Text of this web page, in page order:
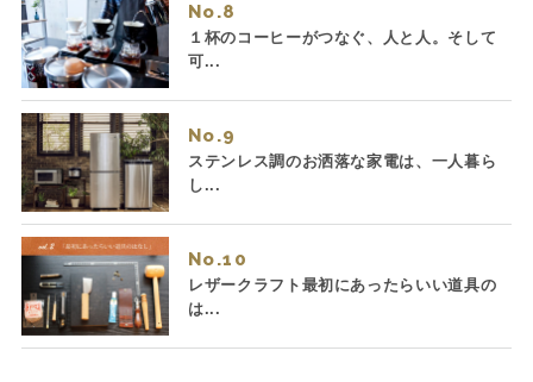
No.
１杯のコーヒーがつなぐ、人と人。そして
可...
No.
ステンレス調のお洒落な家電は、一人暮ら
し...
No.
レザークラフト最初にあったらいい道具の
は...